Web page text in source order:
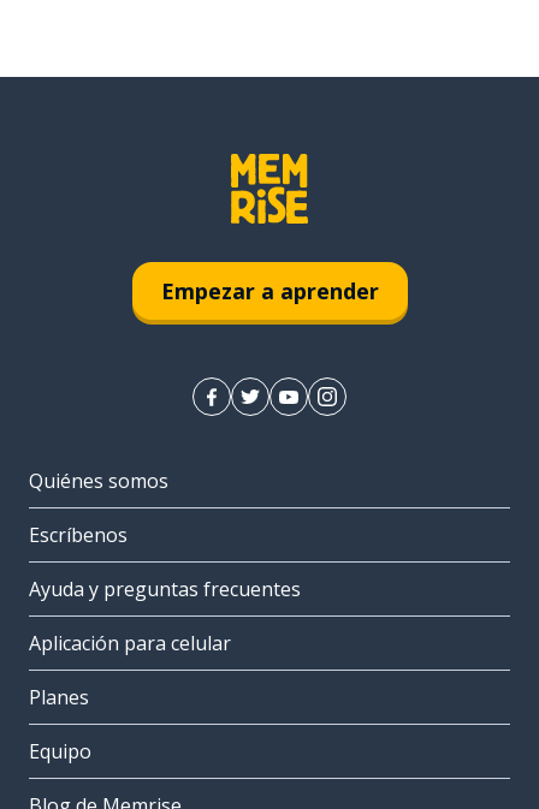
Empezar a aprender
Quiénes somos
Escríbenos
Ayuda y preguntas frecuentes
Aplicación para celular
Planes
Equipo